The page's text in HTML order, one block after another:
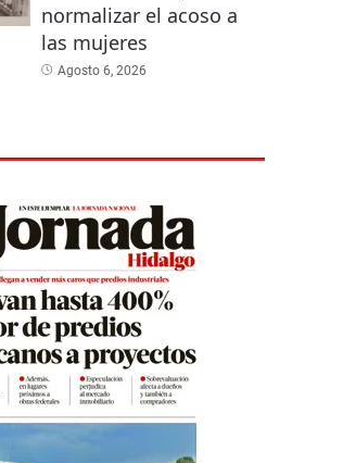
normalizar el acoso a
las mujeres
Agosto 6, 2026